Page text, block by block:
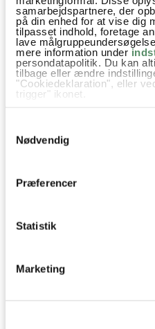
samarbejdspartnere, der
på din enhed for at vise dig
tilpasset indhold, foretage
lave
mere information under
persondatapolitik. Du kan
tilbage eller ændre
"Cookiedeklaration", eller
trigger" ikonet.
Indsamle præcise
der kan være nøjagtig
Identificere din
Nødvendig
Præferencer
Statistik
Marketing